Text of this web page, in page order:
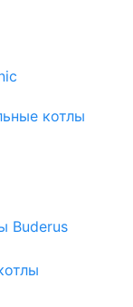
котлы
Buderus